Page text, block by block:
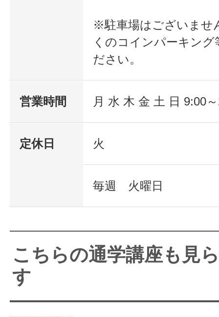
※駐車場はございませ
くのコインパーキング
ださい。
営業時間 月 水 木 金 土 日 9:00
定休日 火
毎週 火曜日
こちらの通学講座も見
す